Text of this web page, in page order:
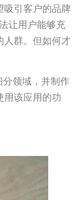
吸引客户的品牌
让用户能够充
人群。但如何才
领域，并制作
用该应用的功